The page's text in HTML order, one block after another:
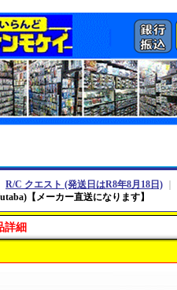
R/C クエスト (発送日はR8年8月18日)
【メーカー直送になります】
詳細